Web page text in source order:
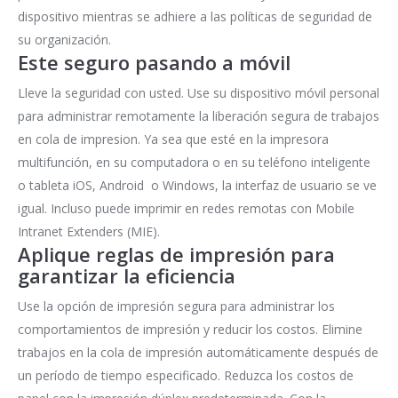
dispositivo mientras se adhiere a las políticas de seguridad de
su organización.
Este seguro pasando a móvil
Lleve la seguridad con usted. Use su dispositivo móvil personal
para administrar remotamente la liberación segura de trabajos
en cola de impresion. Ya sea que esté en la impresora
multifunción, en su computadora o en su teléfono inteligente
o tableta iOS, Android  o Windows, la interfaz de usuario se ve
igual. Incluso puede imprimir en redes remotas con Mobile
Intranet Extenders (MIE).
Aplique reglas de impresión para
garantizar la eficiencia
Use la opción de impresión segura para administrar los
comportamientos de impresión y reducir los costos. Elimine
trabajos en la cola de impresión automáticamente después de
un período de tiempo especificado. Reduzca los costos de